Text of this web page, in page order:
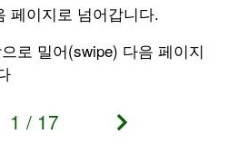
페이지로 넘어갑니다.
로 밀어(swipe) 다음 페이지
1 / 17